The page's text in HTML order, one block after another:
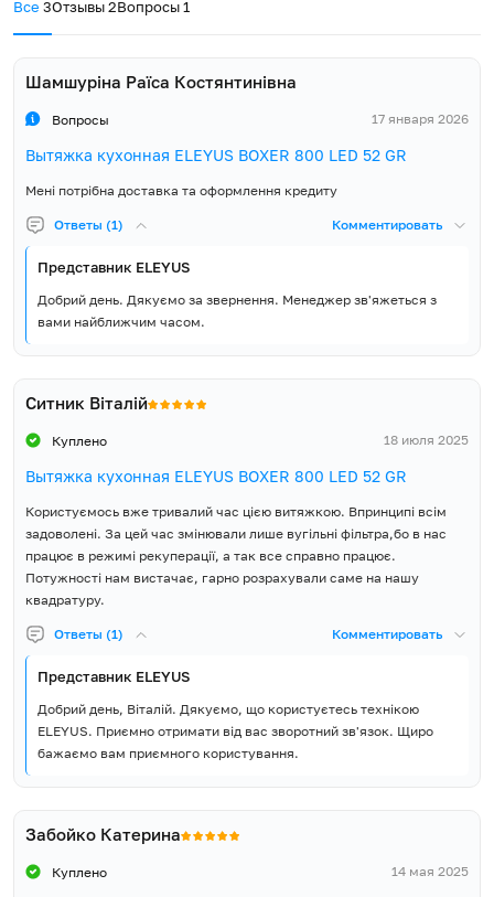
Комплект постачання
Гарантійний талон,
Пластмасовий перехідник
патрубка з Ø150 мм на Ø120
мм, Монтажні гвинти
ускладнене або шахта взагалі відсутня?
очищенням повітря без відведення його назовні. Для цього
обладнайте витяжку двома вугільними фільтрами ELEYUS FW-
E1575 та виведіть повітропровід в простір кухні.
5 років гарантії
Компанія ELEYUS впевнена в якості та надійності вбудованої
та забезпечує широку і доступну мережу сервісних центрів у
кожному регіоні України.
Все 3Отзывы2Вопросы1
Шамшуріна Раїса Костянтинівна
Вопросы 17 января 2026
Вытяжка кухонная ELEYUS BOXER 800 LED 52 GR
Мені потрібна доставка та оформлення кредиту
Ответы (1) Комментировать
Представник ELEYUS
Добрий день. Дякуємо за звернення. Менеджер зв'яжеться з
вами найближчим часом.
Ситник Віталій
Куплено 18 июля 2025
Вытяжка кухонная ELEYUS BOXER 800 LED 52 GR
Користуємось вже тривалий час цією витяжкою. Впринципі всім
задоволені. За цей час змінювали лише вугільні фільтра,бо в нас
працює в режимі рекуперації, а так все справно працює.
Потужності нам вистачає, гарно розрахували саме на нашу
квадратуру.
Ответы (1) Комментировать
Представник ELEYUS
Добрий день, Віталій. Дякуємо, що користуєтесь технікою
ELEYUS. Приємно отримати від вас зворотний зв'язок. Щиро
бажаємо вам приємного користування.
Забойко Катерина
Куплено 14 мая 2025